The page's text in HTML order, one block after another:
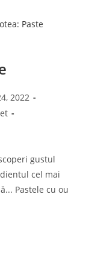
2022
gustul
cel mai
Pastele cu ou